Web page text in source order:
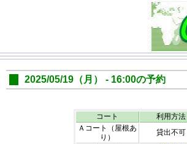
2025/05/19（月） - 16:00の予約
コート 利用方法
Ａコート（屋根あ
り）
貸出不可